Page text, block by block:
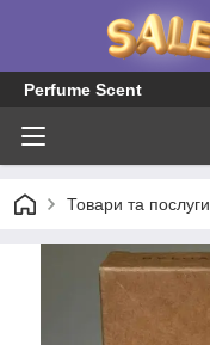
Perfume Scent
Товари та послуги